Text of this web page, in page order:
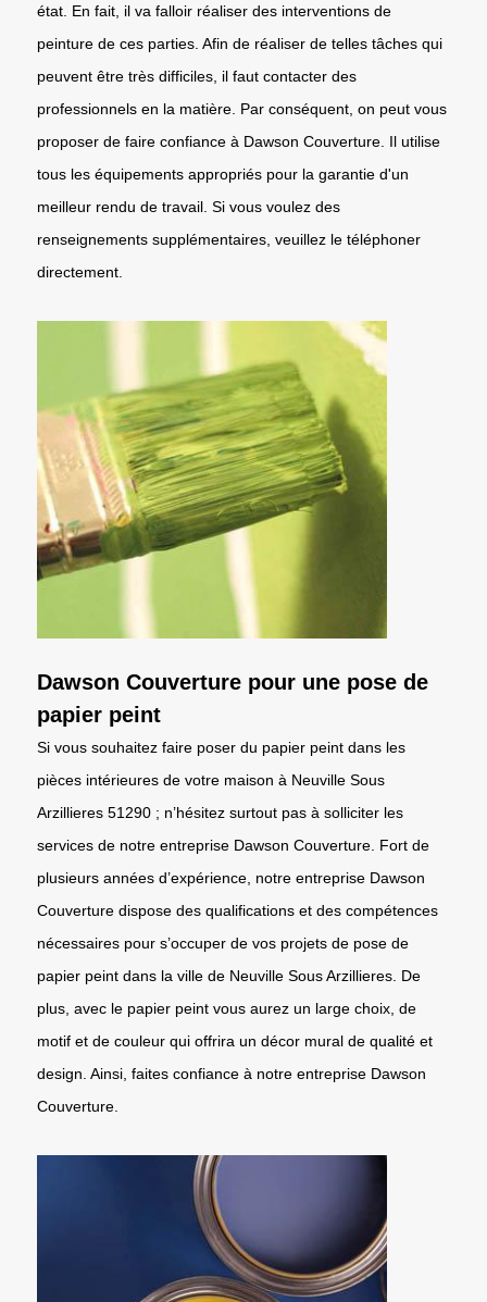
état. En fait, il va falloir réaliser des interventions de
peinture de ces parties. Afin de réaliser de telles tâches qui
peuvent être très difficiles, il faut contacter des
professionnels en la matière. Par conséquent, on peut vous
proposer de faire confiance à Dawson Couverture. Il utilise
tous les équipements appropriés pour la garantie d'un
meilleur rendu de travail. Si vous voulez des
renseignements supplémentaires, veuillez le téléphoner
directement.
Dawson Couverture pour une pose de
papier peint
Si vous souhaitez faire poser du papier peint dans les
pièces intérieures de votre maison à Neuville Sous
Arzillieres 51290 ; n’hésitez surtout pas à solliciter les
services de notre entreprise Dawson Couverture. Fort de
plusieurs années d’expérience, notre entreprise Dawson
Couverture dispose des qualifications et des compétences
nécessaires pour s’occuper de vos projets de pose de
papier peint dans la ville de Neuville Sous Arzillieres. De
plus, avec le papier peint vous aurez un large choix, de
motif et de couleur qui offrira un décor mural de qualité et
design. Ainsi, faites confiance à notre entreprise Dawson
Couverture.